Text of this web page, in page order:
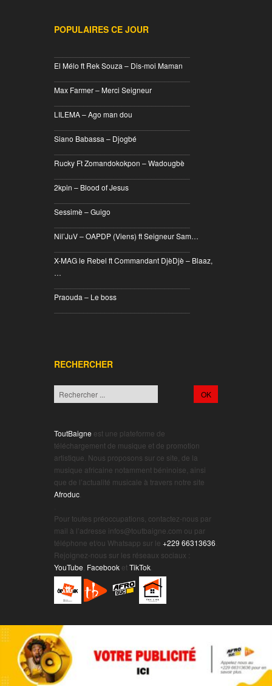
POPULAIRES CE JOUR
El Mélo ft Rek Souza – Dis-moi Maman
Max Farmer – Merci Seigneur
LILEMA – Ago man dou
Siano Babassa – Djogbé
Rucky Ft Zomandokokpon – Wadougbè
2kpin – Blood of Jesus
Sessimè – Guigo
Nil’JuV – OAPDP (Viens) ft Seigneur Sam…
X-MAG le Rebel ft Commandant DjèDjè – Blaaz,
…
Praouda – Le boss
RECHERCHER
ToutBaigne est une plateforme de
téléchargement de musique et de promotion
artistique. Nous proposons sur ce site, de la
musique africaine notamment béninoise, ainsi
que de l’actualité musicale à travers notre site
Afroduc
Pour toutes préoccupations, contactez-nous par
mail à l’adresse infos@toutbaigne.com ou par
téléphone et/ou Whatsapp sur le +229 66313636
Rejoignez-nous sur les réseaux sociaux :
YouTube Facebook etTikTok